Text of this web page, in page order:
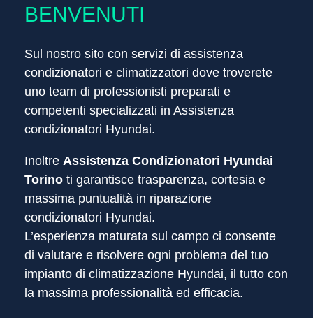
HYUNDAI
ASSISTENZA SOLO FUORI
BENVENUTI
Sul nostro sito con servizi di assistenza
condizionatori e climatizzatori dove troverete
uno team di professionisti preparati e
competenti specializzati in Assistenza
condizionatori Hyundai.
Inoltre Assistenza Condizionatori Hyundai
Torino ti garantisce trasparenza, cortesia e
massima puntualità in riparazione
condizionatori Hyundai.
L’esperienza maturata sul campo ci consente
di valutare e risolvere ogni problema del tuo
impianto di climatizzazione Hyundai, il tutto con
la massima professionalità ed efficacia.